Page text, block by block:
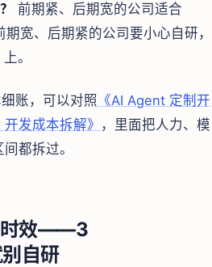
前期紧、后期宽的公司适合
宽、后期紧的公司要小心自研，
。
账，可以对照 《AI Agent 定制开
开发成本拆解》
，里面把人力、模
都拆过。
时效——3
自研